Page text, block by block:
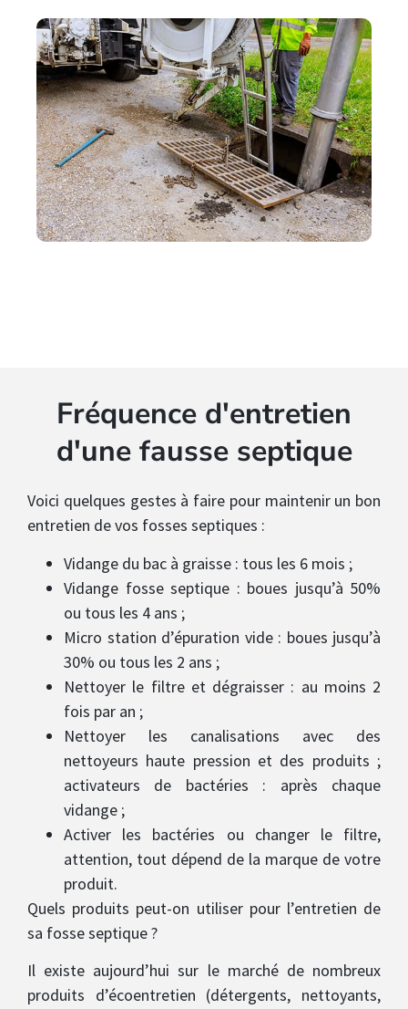
Fréquence d'entretien
d'une fausse septique
Voici quelques gestes à faire pour maintenir un bon
entretien de vos fosses septiques :
Vidange du bac à graisse : tous les 6 mois ;
Vidange fosse septique : boues jusqu’à 50%
ou tous les 4 ans ;
Micro station d’épuration vide : boues jusqu’à
30% ou tous les 2 ans ;
Nettoyer le filtre et dégraisser : au moins 2
fois par an ;
Nettoyer les canalisations avec des
nettoyeurs haute pression et des produits ;
activateurs de bactéries : après chaque
vidange ;
Activer les bactéries ou changer le filtre,
attention, tout dépend de la marque de votre
produit.
Quels produits peut-on utiliser pour l’entretien de
sa fosse septique ?
Il existe aujourd’hui sur le marché de nombreux
produits d’écoentretien (détergents, nettoyants,